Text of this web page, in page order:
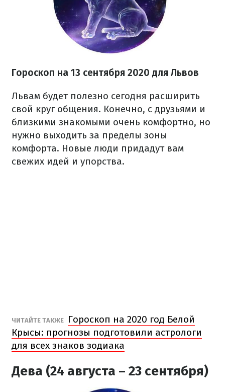
Гороскоп на 13 сентября 2020 для Львов
Львам будет полезно сегодня расширить
свой круг общения. Конечно, с друзьями и
близкими знакомыми очень комфортно, но
нужно выходить за пределы зоны
комфорта. Новые люди придадут вам
свежих идей и упорства.
ЧИТАЙТЕ ТАКЖЕ
Гороскоп на 2020 год Белой
Крысы: прогнозы подготовили астрологи
для всех знаков зодиака
Дева (24 августа – 23 сентября)